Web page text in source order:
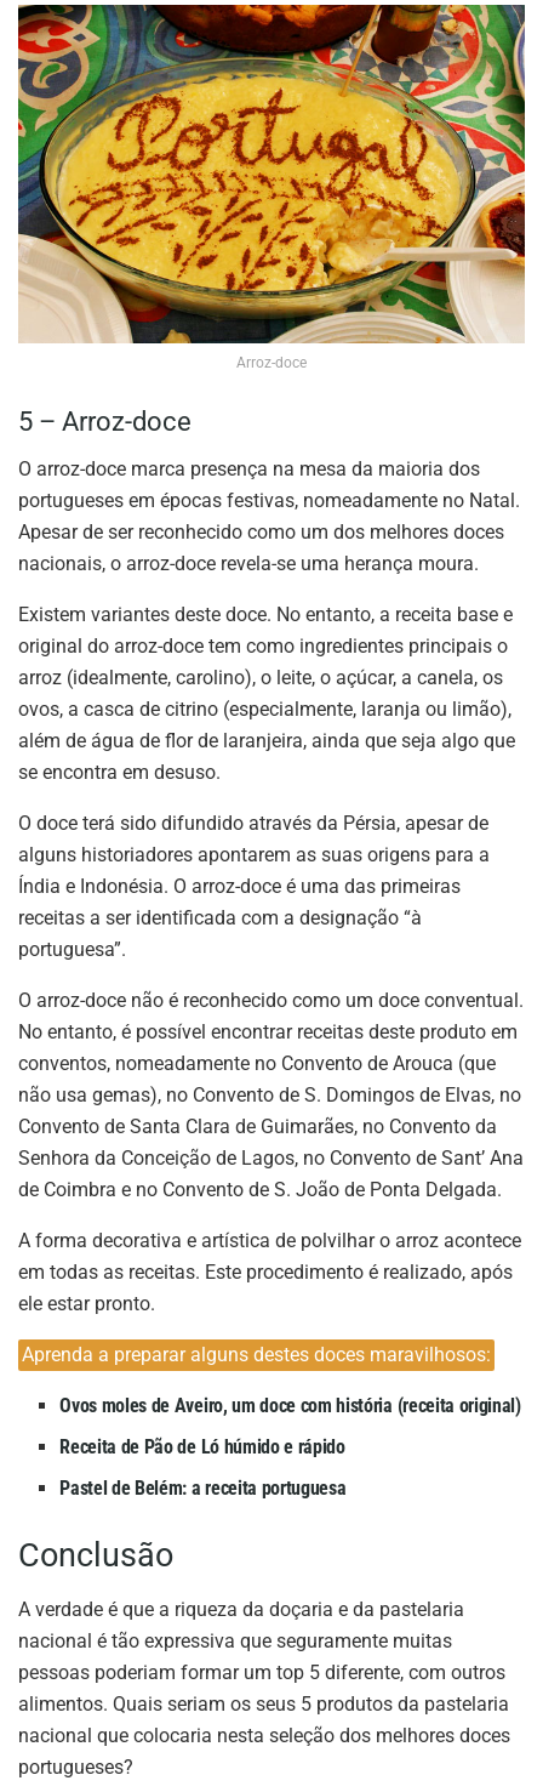
Arroz-doce
5 – Arroz-doce
O arroz-doce marca presença na mesa da maioria dos
portugueses em épocas festivas, nomeadamente no Natal.
Apesar de ser reconhecido como um dos melhores doces
nacionais, o arroz-doce revela-se uma herança moura.
Existem variantes deste doce. No entanto, a receita base e
original do arroz-doce tem como ingredientes principais o
arroz (idealmente, carolino), o leite, o açúcar, a canela, os
ovos, a casca de citrino (especialmente, laranja ou limão),
além de água de flor de laranjeira, ainda que seja algo que
se encontra em desuso.
O doce terá sido difundido através da Pérsia, apesar de
alguns historiadores apontarem as suas origens para a
Índia e Indonésia. O arroz-doce é uma das primeiras
receitas a ser identificada com a designação “à
portuguesa”.
O arroz-doce não é reconhecido como um doce conventual.
No entanto, é possível encontrar receitas deste produto em
conventos, nomeadamente no Convento de Arouca (que
não usa gemas), no Convento de S. Domingos de Elvas, no
Convento de Santa Clara de Guimarães, no Convento da
Senhora da Conceição de Lagos, no Convento de Sant’ Ana
de Coimbra e no Convento de S. João de Ponta Delgada.
A forma decorativa e artística de polvilhar o arroz acontece
em todas as receitas. Este procedimento é realizado, após
ele estar pronto.
Aprenda a preparar alguns destes doces maravilhosos:
Ovos moles de Aveiro, um doce com história (receita original)
Receita de Pão de Ló húmido e rápido
Pastel de Belém: a receita portuguesa
Conclusão
A verdade é que a riqueza da doçaria e da pastelaria
nacional é tão expressiva que seguramente muitas
pessoas poderiam formar um top 5 diferente, com outros
alimentos. Quais seriam os seus 5 produtos da pastelaria
nacional que colocaria nesta seleção dos melhores doces
portugueses?